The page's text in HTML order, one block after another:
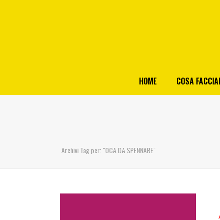
HOME COSA
Archivi Tag per: "OCA DA SPENNARE"